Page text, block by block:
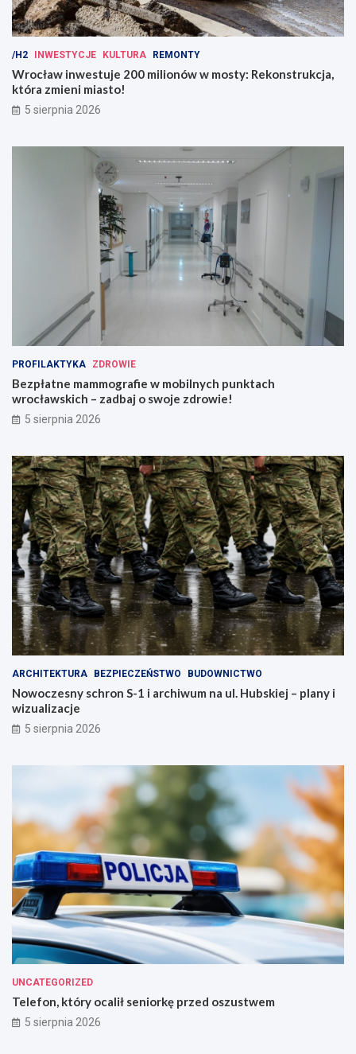
/H2 INWESTYCJE KULTURA REMONTY
Wrocław inwestuje 200 milionów w mosty: Rekonstrukcja,
która zmieni miasto!
5 sierpnia 2026
PROFILAKTYKA ZDROWIE
Bezpłatne mammografie w mobilnych punktach
wrocławskich – zadbaj o swoje zdrowie!
5 sierpnia 2026
ARCHITEKTURA BEZPIECZEŃSTWO BUDOWNICTWO
Nowoczesny schron S-1 i archiwum na ul. Hubskiej – plany i
wizualizacje
5 sierpnia 2026
UNCATEGORIZED
Telefon, który ocalił seniorkę przed oszustwem
5 sierpnia 2026